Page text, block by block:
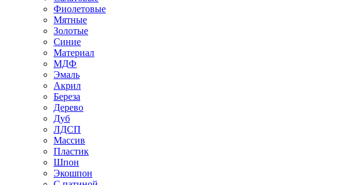
Фиолетовые
Мятные
Золотые
Синие
Материал
МДФ
Эмаль
Акрил
Береза
Дерево
Дуб
ЛДСП
Массив
Пластик
Шпон
Экошпон